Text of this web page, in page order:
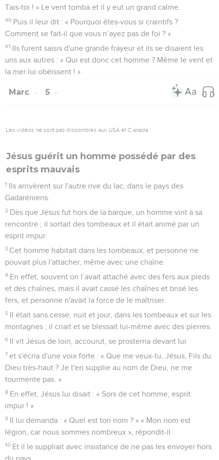
Tais-toi ! » Le vent tomba et il y eut un grand calme.
40 Puis il leur dit : « Pourquoi êtes-vous si craintifs ?
Comment se fait-il que vous n’ayez pas de foi ? »
41 Ils furent saisis d'une grande frayeur et ils se disaient les
uns aux autres : « Qui est donc cet homme ? Même le vent et
la mer lui obéissent ! »
Marc 5
Les vidéos ne sont pas disponibles aux USA et C anada.
Jésus guérit un homme possédé par des
esprits mauvais
1 Ils arrivèrent sur l'autre rive du lac, dans le pays des
Gadaréniens.
2 Dès que Jésus fut hors de la barque, un homme vint à sa
rencontre ; il sortait des tombeaux et il était animé par un
esprit impur.
3 Cet homme habitait dans les tombeaux, et personne ne
pouvait plus l'attacher, même avec une chaîne.
4 En effet, souvent on l’avait attaché avec des fers aux pieds
et des chaînes, mais il avait cassé les chaînes et brisé les
fers, et personne n'avait la force de le maîtriser.
5 Il était sans cesse, nuit et jour, dans les tombeaux et sur les
montagnes ; il criait et se blessait lui-même avec des pierres.
6 Il vit Jésus de loin, accourut, se prosterna devant lui
7 et s'écria d'une voix forte : « Que me veux-tu, Jésus, Fils du
Dieu très-haut ? Je t'en supplie au nom de Dieu, ne me
tourmente pas. »
8 En effet, Jésus lui disait : « Sors de cet homme, esprit
impur ! »
9 Il lui demanda : « Quel est ton nom ? » « Mon nom est
légion, car nous sommes nombreux », répondit-il.
10 Et il le suppliait avec insistance de ne pas les envoyer hors
du pays.